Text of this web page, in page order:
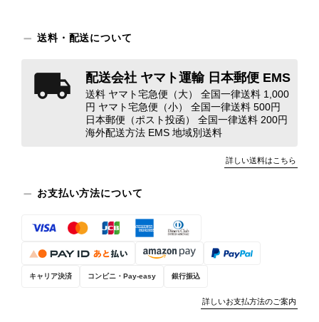
ではなかったため、ショックも大きかったです。 私は今後こちら
ないよう、商品の状態をより正確に記載し、見えない部分も含め
て写真や説明で分かるよう改善していただきたいです。
この度は、楽しみにお待ちいただいた
念な思いをおかけしましたこと、心よ
なった際のお気持ちを思うと、大変心
につきましては、当店よりご連絡のう
え、返品・返金を含め、責任をもって
対応してまいります。 バッグは、外
装と内装をそれぞれ確認し、個別にラ
観の印象だけで商品の状態全体を判断
送料・配送について
配送会社 ヤマト運輸 日本郵便 EMS
送料 ヤマト宅急便（大） 全国一律送料 1,000
円 ヤマト宅急便（小） 全国一律送料 500円
日本郵便（ポスト投函） 全国一律送料 200円
海外配送方法 EMS 地域別送料
詳しい送料はこちら
お支払い方法について
キャリア決済 コンビニ・Pay-easy 銀行振込
詳しいお支払方法のご案内